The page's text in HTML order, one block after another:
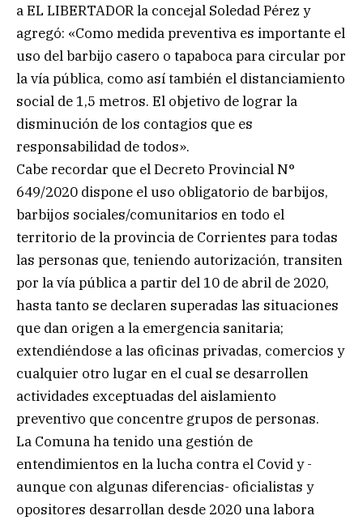
a EL LIBERTADOR la concejal Soledad Pérez y
agregó: «Como medida preventiva es importante el
uso del barbijo casero o tapaboca para circular por
la vía pública, como así también el distanciamiento
social de 1,5 metros. El objetivo de lograr la
disminución de los contagios que es
responsabilidad de todos».
Cabe recordar que el Decreto Provincial N°
649/2020 dispone el uso obligatorio de barbijos,
barbijos sociales/comunitarios en todo el
territorio de la provincia de Corrientes para todas
las personas que, teniendo autorización, transiten
por la vía pública a partir del 10 de abril de 2020,
hasta tanto se declaren superadas las situaciones
que dan origen a la emergencia sanitaria;
extendiéndose a las oficinas privadas, comercios y
cualquier otro lugar en el cual se desarrollen
actividades exceptuadas del aislamiento
preventivo que concentre grupos de personas.
La Comuna ha tenido una gestión de
entendimientos en la lucha contra el Covid y -
aunque con algunas diferencias- oficialistas y
opositores desarrollan desde 2020 una labora